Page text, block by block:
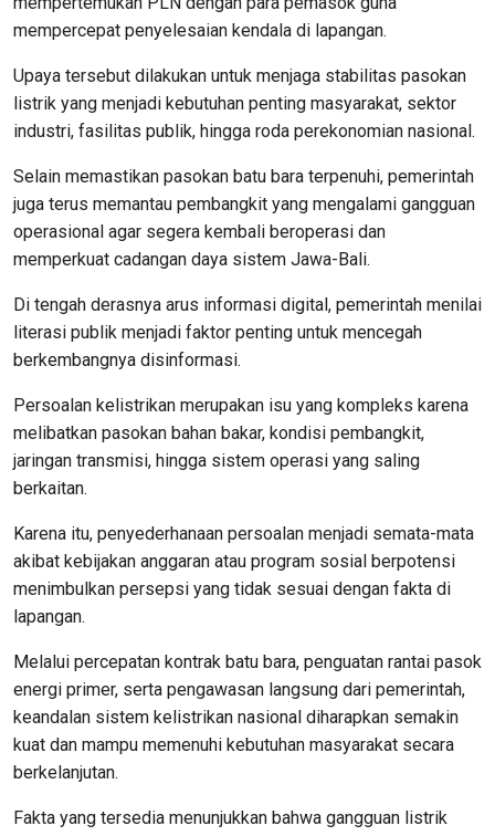
mempercepat penyelesaian kendala di lapangan.
Upaya tersebut dilakukan untuk menjaga stabilitas pasokan
listrik yang menjadi kebutuhan penting masyarakat, sektor
industri, fasilitas publik, hingga roda perekonomian nasional.
Selain memastikan pasokan batu bara terpenuhi, pemerintah
juga terus memantau pembangkit yang mengalami gangguan
operasional agar segera kembali beroperasi dan
memperkuat cadangan daya sistem Jawa-Bali.
Di tengah derasnya arus informasi digital, pemerintah menilai
literasi publik menjadi faktor penting untuk mencegah
berkembangnya disinformasi.
Persoalan kelistrikan merupakan isu yang kompleks karena
melibatkan pasokan bahan bakar, kondisi pembangkit,
jaringan transmisi, hingga sistem operasi yang saling
berkaitan.
Karena itu, penyederhanaan persoalan menjadi semata-mata
akibat kebijakan anggaran atau program sosial berpotensi
menimbulkan persepsi yang tidak sesuai dengan fakta di
lapangan.
Melalui percepatan kontrak batu bara, penguatan rantai pasok
energi primer, serta pengawasan langsung dari pemerintah,
keandalan sistem kelistrikan nasional diharapkan semakin
kuat dan mampu memenuhi kebutuhan masyarakat secara
berkelanjutan.
Fakta yang tersedia menunjukkan bahwa gangguan listrik